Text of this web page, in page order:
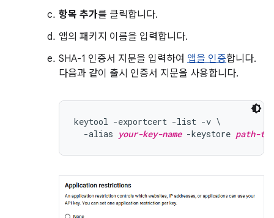
항목 추가를 클릭합니다.
앱의 패키지 이름을 입력합니다.
SHA-1 인증서 지문을 입력하여 앱을 인증합니다.
다음과 같이 출시 인증서 지문을 사용합니다.
keytool -exportcert -list -v \
  -alias
your-key-name -keystore path-